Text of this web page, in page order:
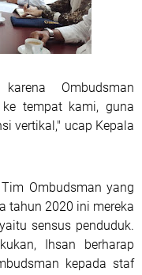
Ombudsman
tempat kami, guna
vertikal," ucap Kepala
Ombudsman yang
tahun 2020 ini mereka
sensus penduduk.
Ihsan berharap
kepada staf